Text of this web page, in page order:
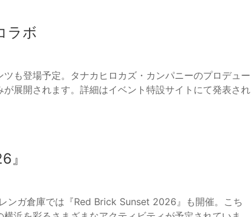
ラボ
も登場予定。タナカヒロカズ・カンパニーのプロデュー
展開されます。詳細はイベント特設サイトにて発表され
』
ンガ倉庫では『Red Brick Sunset 2026』も開催。こち